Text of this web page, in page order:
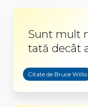
Sunt mult
tată decât
Citate de Bruce Willis